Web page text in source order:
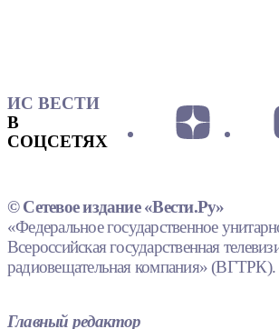
ИС ВЕСТИ
В
СОЦСЕТЯХ
© Сетевое издание «Вести.Ру»
«Федеральное государственное
Всероссийская государственная
радиовещательная компания» (ВГТРК).
Главный редактор